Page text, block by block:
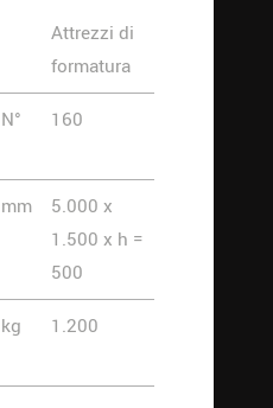
Attrezzi di
formatura
N° 160
mm
5.000 x
1.500 x h =
500
kg 1.200